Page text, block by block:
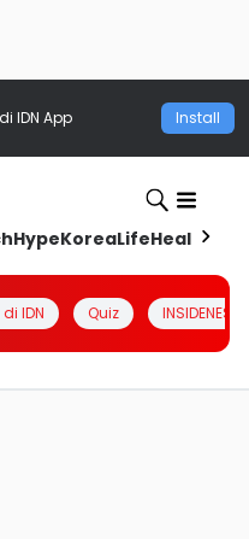
IDN App Install
HypeKoreaLifeHealth
IDN Quiz INSIDENESIA